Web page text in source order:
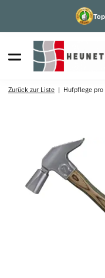
Zurück zur Liste Hufpflege pro